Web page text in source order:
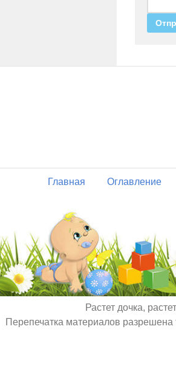
Главная Оглавление
Растет дочка,
Перепечатка материалов разрешена